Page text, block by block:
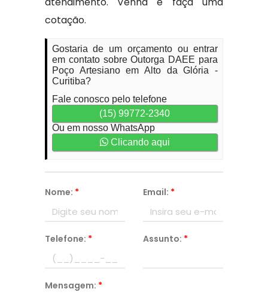
cotação.
Gostaria de um orçamento ou entrar
em contato sobre Outorga DAEE para
Poço Artesiano em Alto da Glória -
Curitiba?
Fale conosco pelo telefone
(15) 99772-2340
Ou em nosso WhatsApp
Clicando aqui
Nome: * Email: *
Telefone: * Assunto: *
Mensagem: *